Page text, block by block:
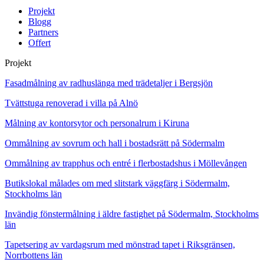
Projekt
Blogg
Partners
Offert
Projekt
Fasadmålning av radhuslänga med trädetaljer i Bergsjön
Tvättstuga renoverad i villa på Alnö
Målning av kontorsytor och personalrum i Kiruna
Ommålning av sovrum och hall i bostadsrätt på Södermalm
Ommålning av trapphus och entré i flerbostadshus i Möllevången
Butikslokal målades om med slitstark väggfärg i Södermalm,
Stockholms län
Invändig fönstermålning i äldre fastighet på Södermalm, Stockholms
län
Tapetsering av vardagsrum med mönstrad tapet i Riksgränsen,
Norrbottens län